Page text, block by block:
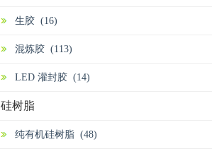
生胶 (16)
混炼胶 (113)
LED 灌封胶 (14)
硅树脂
纯有机硅树脂 (48)